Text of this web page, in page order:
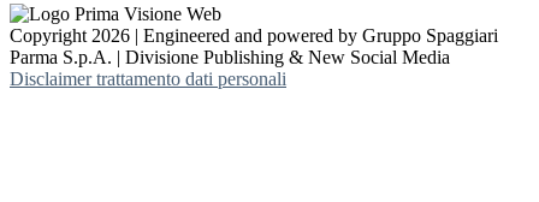
Copyright 2026 | Engineered and powered by Gruppo Spaggiari
Parma S.p.A. | Divisione Publishing & New Social Media
Disclaimer trattamento dati personali